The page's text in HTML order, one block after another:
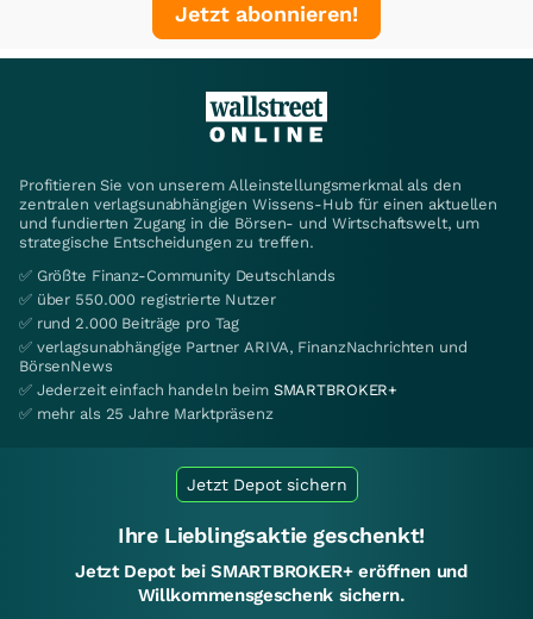
Jetzt abonnieren!
Profitieren Sie von unserem Alleinstellungsmerkmal als den
zentralen verlagsunabhängigen Wissens-Hub für einen aktuellen
und fundierten Zugang in die Börsen- und Wirtschaftswelt, um
strategische Entscheidungen zu treffen.
✅ Größte Finanz-Community Deutschlands
✅ über 550.000 registrierte Nutzer
✅ rund 2.000 Beiträge pro Tag
✅ verlagsunabhängige Partner ARIVA, FinanzNachrichten und
BörsenNews
✅ Jederzeit einfach handeln beim SMARTBROKER+
✅ mehr als 25 Jahre Marktpräsenz
Jetzt Depot sichern
Ihre Lieblingsaktie geschenkt!
Jetzt Depot bei SMARTBROKER+ eröffnen und
Willkommensgeschenk sichern.